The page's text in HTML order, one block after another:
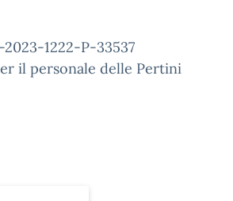
2023-1222-P-33537
il personale delle Pertini